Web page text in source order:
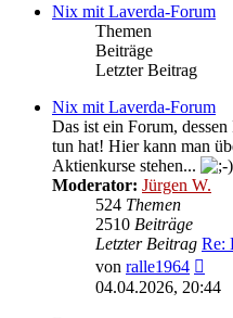
Nix mit Laverda-Forum
Themen
Beiträge
Letzter Beitrag
Nix mit Laverda-Forum
Das ist ein Forum,
tun hat! Hier kann man
Aktienkurse stehen...
Moderator: Jürgen W.
524 Themen
2510 Beiträge
Letzter Beitrag Re:
von ralle1964
04.04.2026, 20:44